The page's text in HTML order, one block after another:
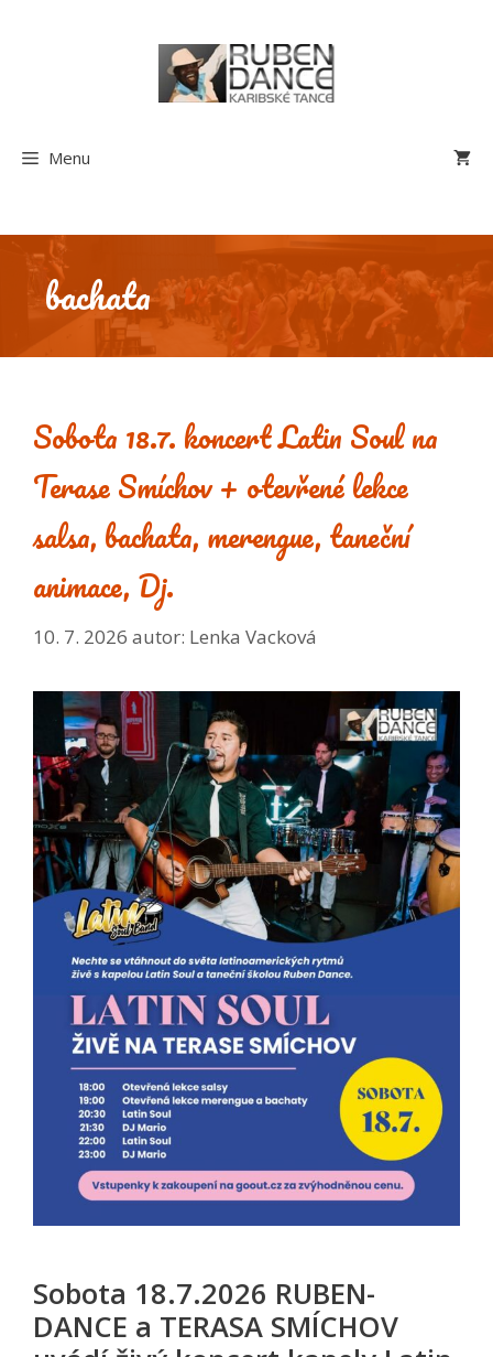
Menu
bachata
Sobota 18.7. koncert Latin Soul na
Terase Smíchov + otevřené lekce
salsa, bachata, merengue, taneční
animace, Dj.
10. 7. 2026 autor: Lenka Vacková
Sobota 18.7.2026 RUBEN-
DANCE a TERASA SMÍCHOV